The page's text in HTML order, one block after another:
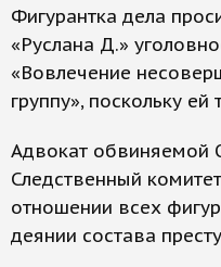
Фигурантка дела
«Руслана Д.»
«Вовлечение
группу», поскольку
Адвокат обвиняемой
Следственный
отношении всех
деянии состава